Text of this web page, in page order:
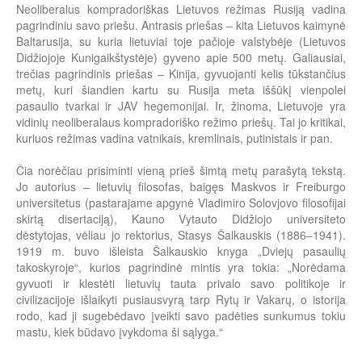
Neoliberalus kompradoriškas Lietuvos režimas Rusiją vadina
pagrindiniu savo priešu. Antrasis priešas – kita Lietuvos kaimynė
Baltarusija, su kuria lietuviai toje pačioje valstybėje (Lietuvos
Didžiojoje Kunigaikštystėje) gyveno apie 500 metų. Galiausiai,
trečias pagrindinis priešas – Kinija, gyvuojanti kelis tūkstančius
metų, kuri šiandien kartu su Rusija meta iššūkį vienpolei
pasaulio tvarkai ir JAV hegemonijai. Ir, žinoma, Lietuvoje yra
vidinių neoliberalaus kompradoriško režimo priešų. Tai jo kritikai,
kuriuos režimas vadina vatnikais, kremlinais, putinistais ir pan.
Čia norėčiau prisiminti vieną prieš šimtą metų parašytą tekstą.
Jo autorius – lietuvių filosofas, baigęs Maskvos ir Freiburgo
universitetus (pastarajame apgynė Vladimiro Solovjovo filosofijai
skirtą disertaciją), Kauno Vytauto Didžiojo universiteto
dėstytojas, vėliau jo rektorius, Stasys Šalkauskis (1886–1941).
1919 m. buvo išleista Šalkauskio knyga „Dviejų pasaulių
takoskyroje“, kurios pagrindinė mintis yra tokia: „Norėdama
gyvuoti ir klestėti lietuvių tauta privalo savo politikoje ir
civilizacijoje išlaikyti pusiausvyrą tarp Rytų ir Vakarų, o istorija
rodo, kad ji sugebėdavo įveikti savo padėties sunkumus tokiu
mastu, kiek būdavo įvykdoma ši sąlyga.“